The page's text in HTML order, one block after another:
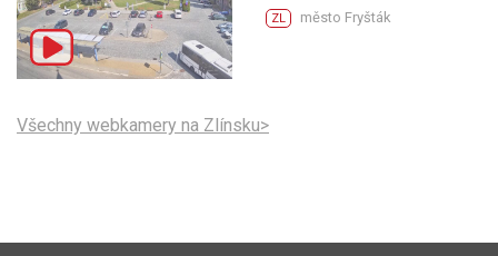
ZL město Fryšták
Všechny webkamery na Zlínsku>